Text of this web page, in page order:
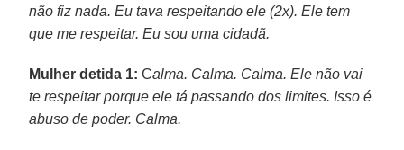
não fiz nada. Eu tava respeitando ele (2x). Ele tem
que me respeitar. Eu sou uma cidadã.
Mulher detida 1: Calma. Calma. Calma. Ele não vai
te respeitar porque ele tá passando dos limites. Isso é
abuso de poder. Calma.